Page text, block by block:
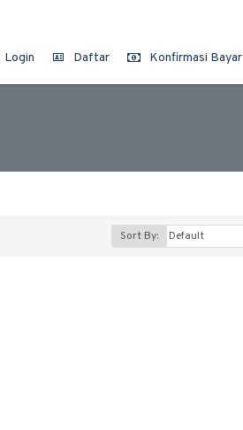
Login Daftar Konfirmasi Bayar
Sort By: